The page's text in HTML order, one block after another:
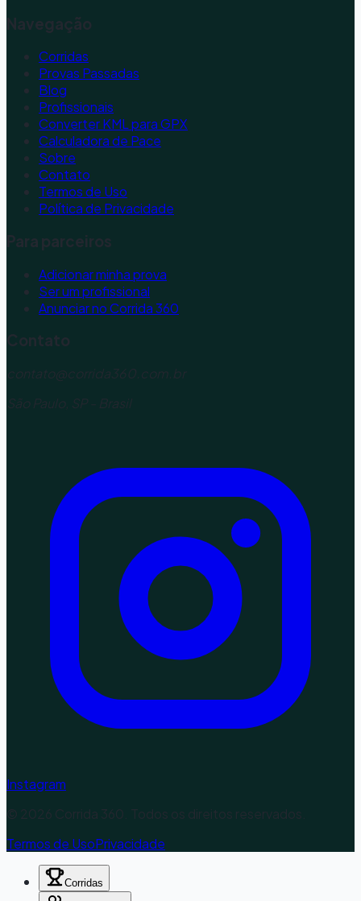
Navegação
Corridas
Provas Passadas
Blog
Profissionais
Converter KML para GPX
Calculadora de Pace
Sobre
Contato
Termos de Uso
Política de Privacidade
Para parceiros
Adicionar minha prova
Ser um profissional
Anunciar no Corrida 360
Contato
contato@corrida360.com.br
São Paulo, SP - Brasil
Instagram
© 2026 Corrida 360. Todos os direitos reservados.
Termos de UsoPrivacidade
Corridas